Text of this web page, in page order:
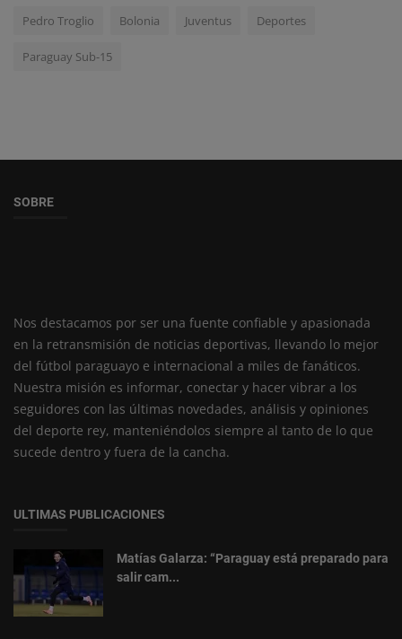
Pedro Troglio Bolonia Juventus Deportes
Paraguay Sub-15
SOBRE
Nos destacamos por ser una fuente confiable y apasionada
en la retransmisión de noticias deportivas, llevando lo mejor
del fútbol paraguayo e internacional a miles de fanáticos.
Nuestra misión es informar, conectar y hacer vibrar a los
seguidores con las últimas novedades, análisis y opiniones
del deporte rey, manteniéndolos siempre al tanto de lo que
sucede dentro y fuera de la cancha.
ULTIMAS PUBLICACIONES
Matías Galarza: “Paraguay está preparado para
salir cam...